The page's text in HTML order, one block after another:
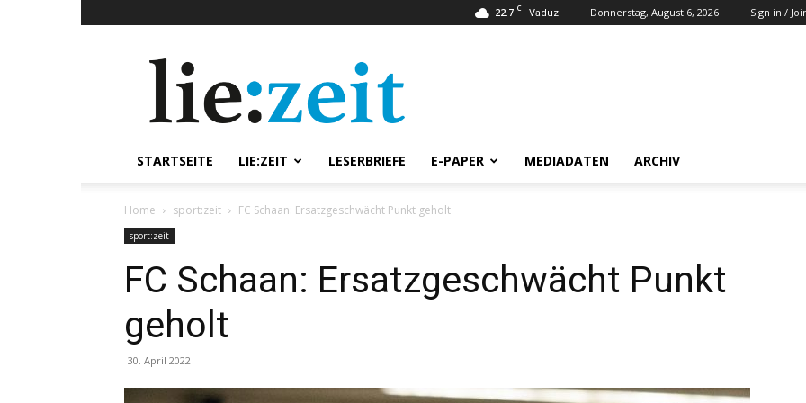
22.7 C Vaduz Donnerstag, August 6, 2026 Sign in /
STARTSEITE LIE:ZEIT LESERBRIEFE E-PAPER MEDIADATEN ARCHIV
Home sport:zeit FC Schaan: Ersatzgeschwächt Punkt geholt
sport:zeit
FC Schaan: Ersatzgeschwächt Punkt
geholt
30. April 2022